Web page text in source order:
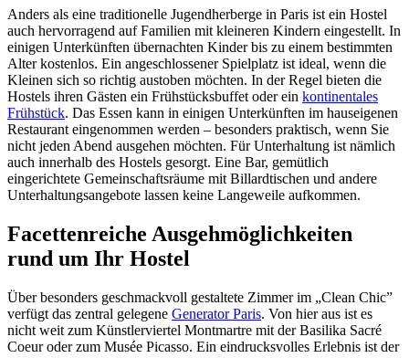
Anders als eine traditionelle Jugendherberge in Paris ist ein Hostel
auch hervorragend auf Familien mit kleineren Kindern eingestellt. In
einigen Unterkünften übernachten Kinder bis zu einem bestimmten
Alter kostenlos. Ein angeschlossener Spielplatz ist ideal, wenn die
Kleinen sich so richtig austoben möchten. In der Regel bieten die
Hostels ihren Gästen ein Frühstücksbuffet oder ein kontinentales
Frühstück. Das Essen kann in einigen Unterkünften im hauseigenen
Restaurant eingenommen werden – besonders praktisch, wenn Sie
nicht jeden Abend ausgehen möchten. Für Unterhaltung ist nämlich
auch innerhalb des Hostels gesorgt. Eine Bar, gemütlich
eingerichtete Gemeinschaftsräume mit Billardtischen und andere
Unterhaltungsangebote lassen keine Langeweile aufkommen.
Facettenreiche Ausgehmöglichkeiten
rund um Ihr Hostel
Über besonders geschmackvoll gestaltete Zimmer im „Clean Chic”
verfügt das zentral gelegene Generator Paris. Von hier aus ist es
nicht weit zum Künstlerviertel Montmartre mit der Basilika Sacré
Coeur oder zum Musée Picasso. Ein eindrucksvolles Erlebnis ist der